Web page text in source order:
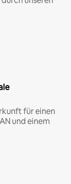
für einen
und einem